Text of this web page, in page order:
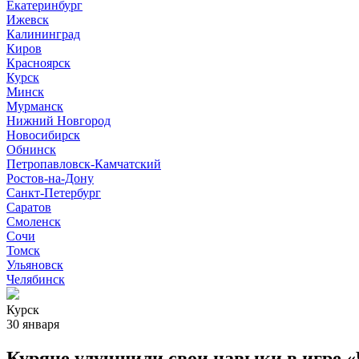
Екатеринбург
Ижевск
Калининград
Киров
Красноярск
Курск
Минск
Мурманск
Нижний Новгород
Новосибирск
Обнинск
Петропавловск-Камчатский
Ростов-на-Дону
Санкт-Петербург
Саратов
Смоленск
Сочи
Томск
Ульяновск
Челябинск
Курск
30 января